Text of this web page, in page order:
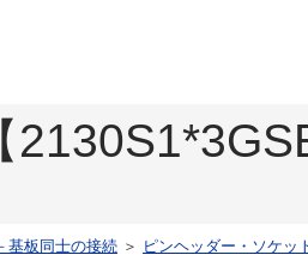
【
基板同士の接続 ＞ ピンヘッダー・ソケッ